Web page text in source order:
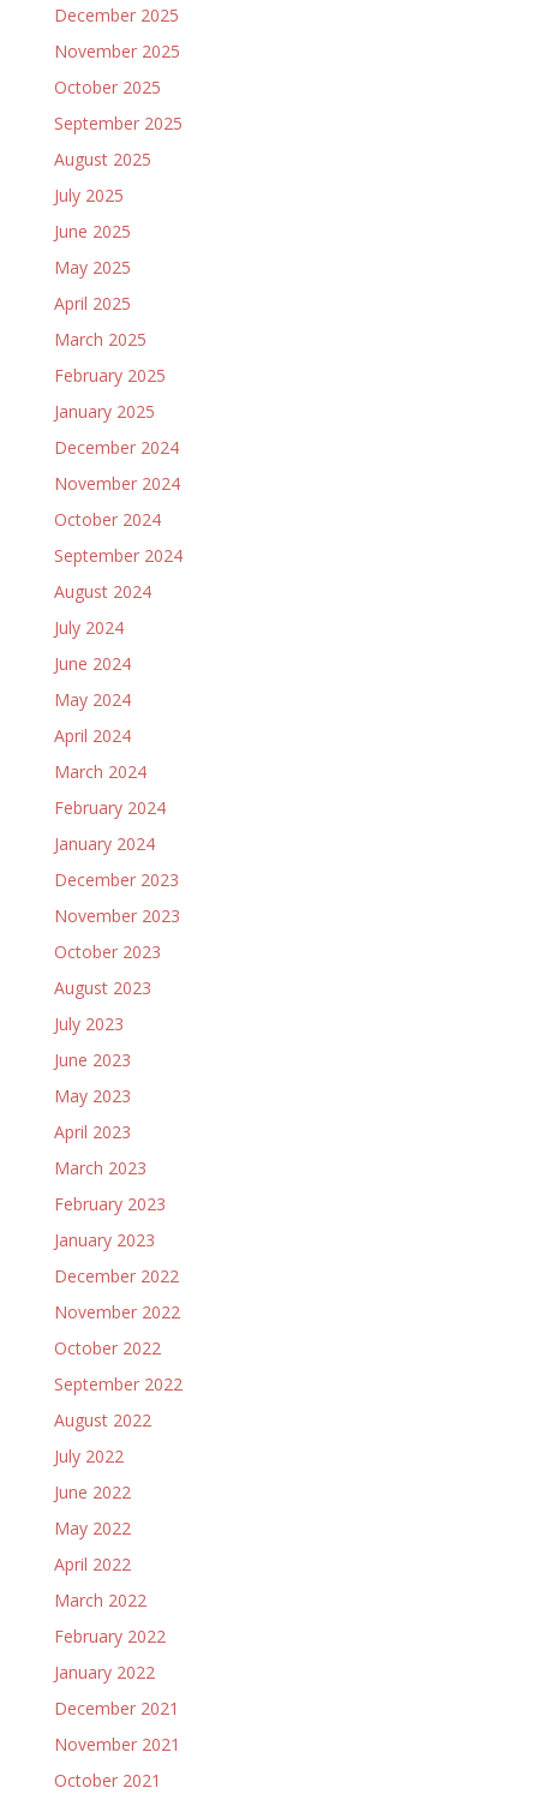
December 2025
November 2025
October 2025
September 2025
August 2025
July 2025
June 2025
May 2025
April 2025
March 2025
February 2025
January 2025
December 2024
November 2024
October 2024
September 2024
August 2024
July 2024
June 2024
May 2024
April 2024
March 2024
February 2024
January 2024
December 2023
November 2023
October 2023
August 2023
July 2023
June 2023
May 2023
April 2023
March 2023
February 2023
January 2023
December 2022
November 2022
October 2022
September 2022
August 2022
July 2022
June 2022
May 2022
April 2022
March 2022
February 2022
January 2022
December 2021
November 2021
October 2021